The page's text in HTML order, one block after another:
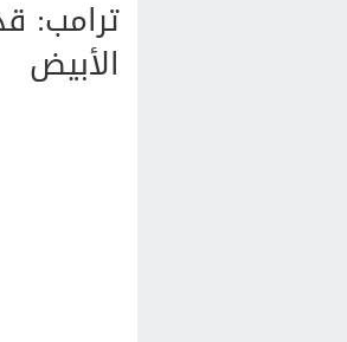
ترامب:
الأبيض